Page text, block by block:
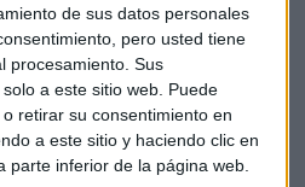
de sus datos personales
pero usted tiene
procesamiento. Sus
a este sitio web. Puede
retirar su consentimiento en
a este sitio y haciendo clic en
parte inferior de la página web.